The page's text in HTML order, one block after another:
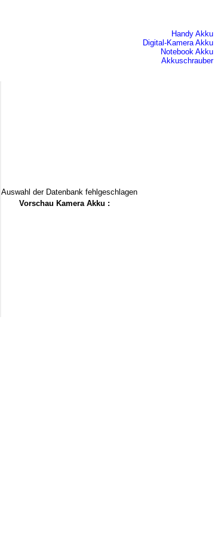
Handy Akku
Digital-Kamera Akku
Notebook Akku
Akkuschrauber
Auswahl der Datenbank fehlgeschlagen
Vorschau Kamera Akku :